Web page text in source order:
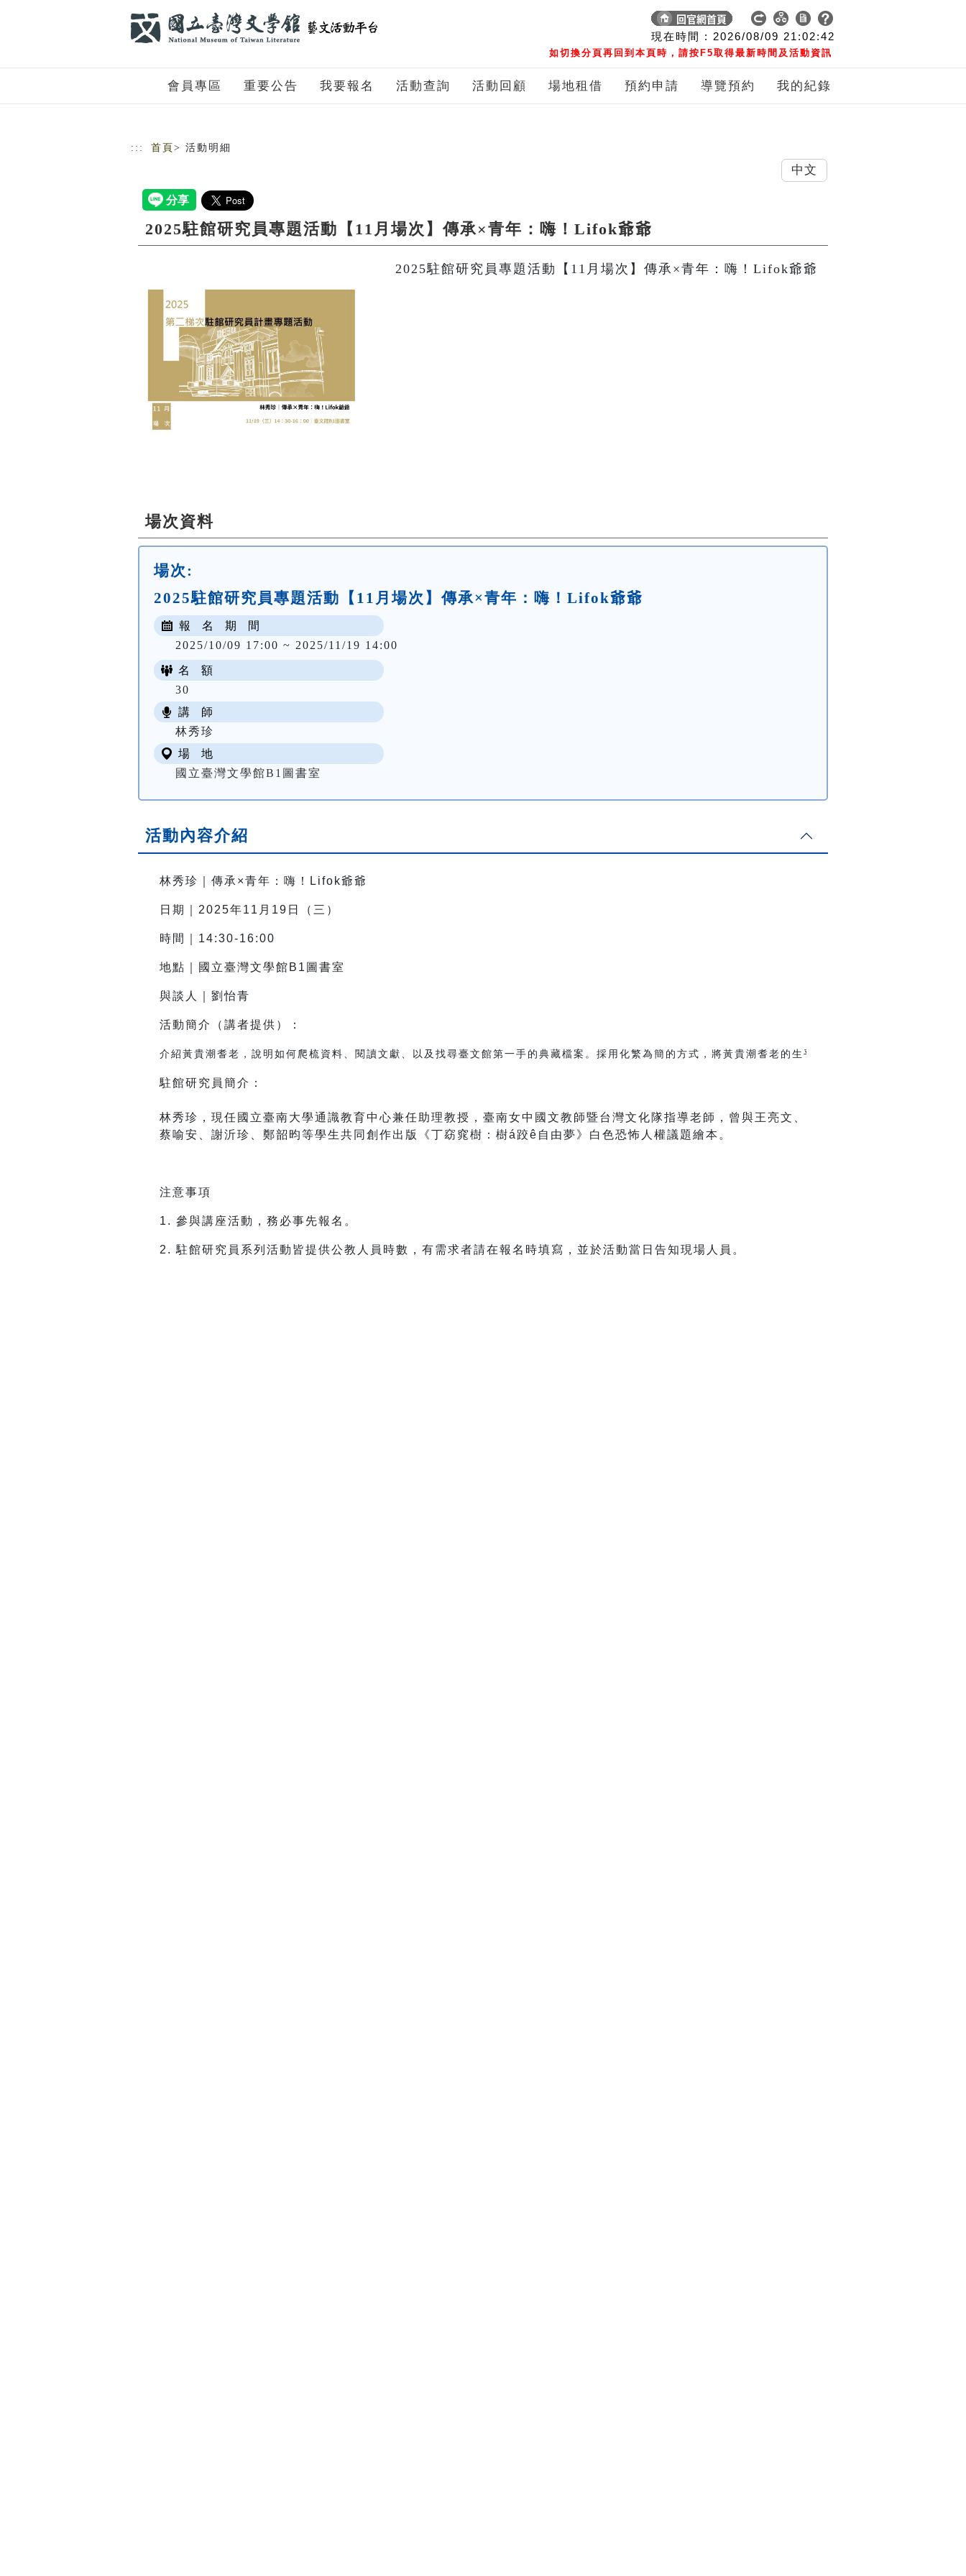
現在時間 : 2026/08/09 21:02:43
如切換分頁再回到本頁時，請按F5取得最新時間及活動資訊
會員專區 重要公告 我要報名 活動查詢 活動回顧 場地租借 預約申請 導覽預約 我的紀錄
::: 首頁 > 活動明細
2025駐館研究員專題活動【11月場次】傳承×青年：嗨！Lifok爺爺
2025駐館研究員專題活動【11月場次】傳承×青年：嗨！Lifok爺爺
場次資料
場次:
2025駐館研究員專題活動【11月場次】傳承×青年：嗨！Lifok爺爺
報 名 期 間
2025/10/09 17:00 ~ 2025/11/19 14:00
名 額
30
講 師
林秀珍
場 地
國立臺灣文學館B1圖書室
活動內容介紹
林秀珍｜傳承×青年：嗨！Lifok爺爺
日期｜2025年11月19日（三）
時間｜14:30-16:00
地點｜國立臺灣文學館B1圖書室
與談人｜ 劉怡青
活動簡介（講者提供）：
介紹黃貴潮耆老，說明如何爬梳資料、閱讀文獻、以及找尋臺文館第一手的典藏檔案。採用化繁為簡的方式，將黃貴潮耆老的生平以及文學文化之重要貢獻
駐館研究員簡介：
林秀珍，現任國立臺南大學通識教育中心兼任助理教授，臺南女中國文教師暨台灣文化隊指導老師，曾與王亮文、
蔡喻安、謝沂珍、鄭韶昀等學生共同創作出版《丁窈窕樹：樹á跤ê自由夢》白色恐怖人權議題繪本。
注意事項
1. 參與講座活動，務必事先報名。
2. 駐館研究員系列活動皆提供公教人員時數，有需求者請在報名時填寫，並於活動當日告知現場人員。